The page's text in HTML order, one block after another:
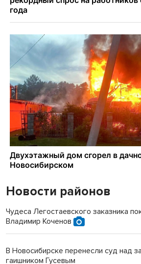
Новости районов
Чудеса Легостаевского заказника
Владимир Коченов
В Новосибирске перенесли суд над
гаишником Гусевым